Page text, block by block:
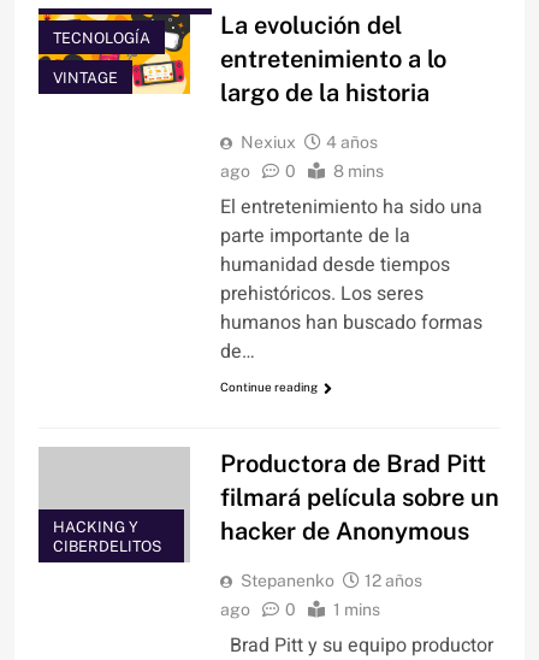
TECNOLOGÍA
VINTAGE
La evolución del
entretenimiento a lo
largo de la historia
Nexiux
4 años
ago
0 8 mins
El entretenimiento ha sido una
parte importante de la
humanidad desde tiempos
prehistóricos. Los seres
humanos han buscado formas
de…
Continue reading
HACKING Y
CIBERDELITOS
Productora de Brad Pitt
filmará película sobre un
hacker de Anonymous
Stepanenko
12 años
ago
0 1 mins
Brad Pitt y su equipo productor